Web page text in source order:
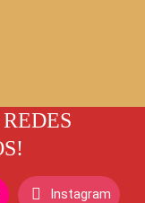
Instagram